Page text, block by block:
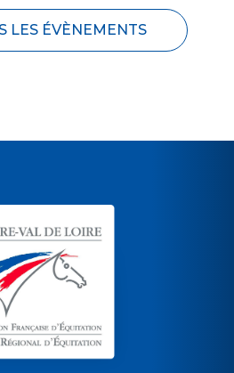
LES ÉVÈNEMENTS